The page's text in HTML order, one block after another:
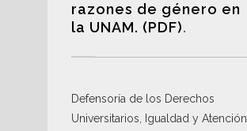
razones de género en
la UNAM. (PDF).
Defensoría de los Derechos
Universitarios, Igualdad y Atención